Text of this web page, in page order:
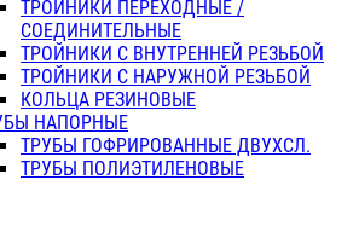
ТРОЙНИКИ ПЕРЕХОДНЫЕ /
СОЕДИНИТЕЛЬНЫЕ
ТРОЙНИКИ С ВНУТРЕННЕЙ РЕЗЬБОЙ
ТРОЙНИКИ С НАРУЖНОЙ РЕЗЬБОЙ
КОЛЬЦА РЕЗИНОВЫЕ
НАПОРНЫЕ
ТРУБЫ ГОФРИРОВАННЫЕ ДВУХСЛ.
ТРУБЫ ПОЛИЭТИЛЕНОВЫЕ